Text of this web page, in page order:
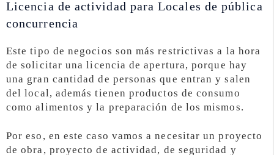
Licencia de actividad para Locales de pública
concurrencia
Este tipo de negocios son más restrictivas a la hora
de solicitar una licencia de apertura, porque hay
una gran cantidad de personas que entran y salen
del local, además tienen productos de consumo
como alimentos y la preparación de los mismos.
Por eso, en este caso vamos a necesitar un proyecto
de obra, proyecto de actividad, de seguridad y